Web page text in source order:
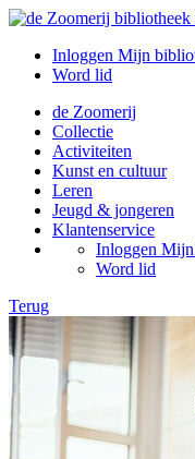
Inloggen Mijn
Word lid
de Zoomerij
Collectie
Activiteiten
Kunst en cultuur
Leren
Jeugd & jongeren
Klantenservice
Inloggen
Word lid
Terug